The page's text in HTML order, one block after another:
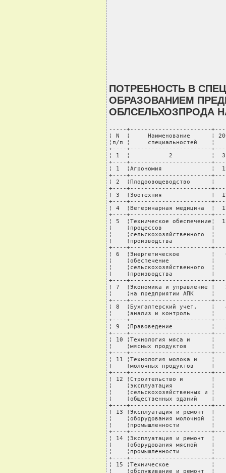
ПОТРЕБНОСТЬ В
ОБРАЗОВАНИЕМ
ОБЛСЕЛЬХОЗПРОДА
-----+-----------------------
¦ N  ¦     Наименование      ¦
¦п/п ¦     специальностей
+----+-----------------------
¦ 1  ¦           2           ¦  3
+----+-----------------------
¦ 1  ¦Агрономия              ¦
+----+-----------------------
¦ 2  ¦Плодоовощеводство
+----+-----------------------
¦ 3  ¦Зоотехния              ¦
+----+-----------------------
¦ 4  ¦Ветеринарная медицина
+----+-----------------------
¦ 5  ¦Техническое
¦    ¦процессов
¦
¦    ¦производства
+----+-----------------------
¦ 6  ¦Энергетическое
¦    ¦обеспечение
¦
¦    ¦производства
+----+-----------------------
¦ 7  ¦Экономика и
¦    ¦на предприятии АПК
+----+-----------------------
¦ 8  ¦Бухгалтерский учет,
¦    ¦анализ и контроль
+----+-----------------------
¦ 9  ¦Правоведение           ¦
+----+-----------------------
¦ 10 ¦Технология мяса и
¦    ¦мясных продуктов
+----+-----------------------
¦ 11 ¦Технология молока и
¦    ¦молочных продуктов
+----+-----------------------
¦ 12 ¦Строительство и
¦    ¦эксплуатация
¦
¦    ¦общественных
+----+-----------------------
¦ 13 ¦Эксплуатация и
¦    ¦оборудования
¦    ¦промышленности
+----+-----------------------
¦ 14 ¦Эксплуатация и
¦    ¦оборудования
¦    ¦промышленности
+----+-----------------------
¦ 15 ¦Техническое
¦    ¦обслуживание и